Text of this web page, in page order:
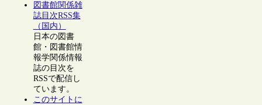
図書館関係雑
誌目次RSS集
（国内）
日本の図書
館・図書館情
報学関係情報
誌の目次を
RSSで配信し
ています。
このサイトに